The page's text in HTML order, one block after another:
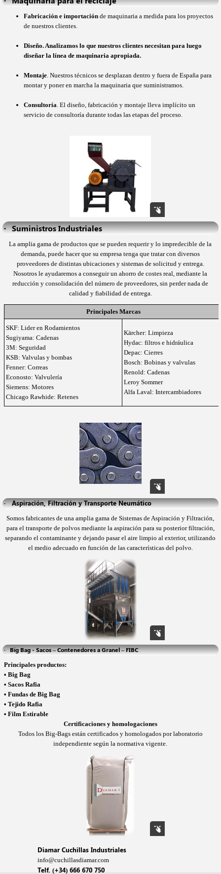
Fabricación e importación de maquinaria a medida para los proyectos
de nuestros clientes.
Diseño.Analizamos lo que nuestros clientes necesitan para luego
diseñar la línea de maquinaria apropiada.
Montaje. Nuestros técnicos se desplazan dentro y fuera de España para
montar y poner en marcha la maquinaria que suministramos.
Consultoría. El diseño, fabricación y montaje lleva implícito un
servicio de consultoría durante todas las etapas del proceso.
·   Suministros Industriales
La amplia gama de productos que se pueden requerir y lo impredecible de la
demanda, puede hacer que su empresa tenga que tratar con diversos
proveedores de distintas ubicaciones y sistemas de solicitud y entrega.
Nosotros le ayudaremos a conseguir un ahorro de costes real, mediante la
reducción y consolidación del número de proveedores, sin perder nada de
calidad y fiabilidad de entrega.
Principales Marcas
SKF: Lider en Rodamientos
Sugiyama: Cadenas
3M: Seguridad
KSB: Valvulas y bombas
Fenner: Correas
Econosto: Valvulería
Siemens: Motores
Chicago Rawhide: Retenes
Kärcher: Limpieza
Hydac: filtros e hidráulica
Depac: Cierres
Bosch: Bobinas y valvulas
Renold: Cadenas
Leroy Sommer
Alfa Laval: Intercambiadores
·   Aspiración, Filtración y Transporte Neumático
Somos fabricantes de una amplia gama de Sistemas de Aspiración y Filtración,
para el transporte de polvos mediante la aspiración para su posterior filtración,
separando el contaminante y dejando pasarel aire limpio al exterior, utilizando
el medio adecuado en función de las características del polvo.
·   Big Bag - Sacos – Contenedores a Granel – FIBC
Principales productos:
• Big Bag
• Sacos Rafia
• Fundas de Big Bag
• Tejido Rafia
• Film Estirable
Certificaciones y homologaciones
Todos los Big-Bags están certificados y homologados por laboratorio
independiente según lanormativa vigente.
Diamar Cuchillas Industriales
info@cuchillasdiamar.com
Telf. (+34) 666 670 750